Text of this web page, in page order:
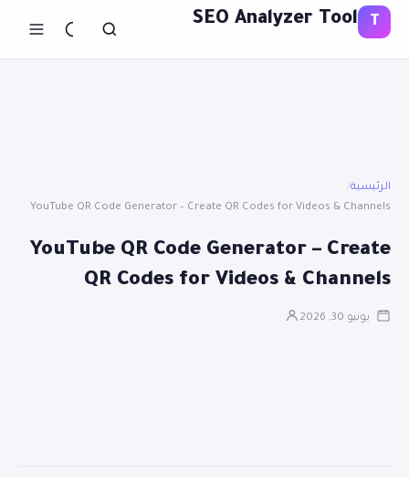
T
SEO Analyzer Tool
الرئيسية/
YouTube QR Code Generator – Create QR Codes for Videos & Channels
YouTube QR Code Generator – Create
QR Codes for Videos & Channels
يونيو 30, 2026